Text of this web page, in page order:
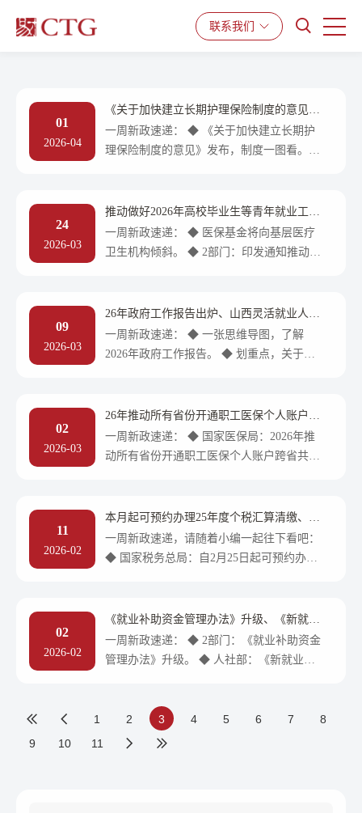
解决方案 资源中心
联系我们
01
2026-04
《关于加快建立长期护理保险制度的意见》
发布、50条举措助力小微经营主体发展、
《医疗保障基金使用监督管理条例实施细
一周新政速递： ◆ 《关于加快建立长期护
理保险制度的意见》发布，制度一图看。
基金使用监督管理条例实施细则》。 ◆ 安
徽：出台政策推动服务业扩能提质。 ◆ 四
川：关于实施女职工生育休假期间用人单位
案》的通知。◆ 贵州：关于进一步推动落实
24
2026-03
推动做好2026年高校毕业生等青年就业工
作、印发工伤预防五年行动计划、医保基金
将向基层医疗卫生机构倾斜......
一周新政速递： ◆ 医保基金将向基层医疗
卫生机构倾斜。 ◆ 2部门：印发通知推动做
南：出台劳务派遣单位信用等级评价办法。
◆ 山西：为劳务派遣单位参加工伤保险立新
规。 ◆ 山东：发布省市两级重点人才政策
取、贷款政策最新调整。
09
2026-03
26年政府工作报告出炉、山西灵活就业人员
可预缴养老保险费、河南开展补充工伤保险
试点工作......
一周新政速递： ◆ 一张思维导图，了解
2026年政府工作报告。 ◆ 划重点，关于就
人员可预缴养老保险费。 ◆ 山东：关于印
发《2026年全省人力资源和社会保障工作要
点》的通知。 ◆ 河南：关于在全省开展补
南：全面开展“一人一档”医保数据维护工
02
2026-03
26年推动所有省份开通职工医保个人账户跨
省共济、政策加码挖潜银发经济、海南社保
卡解锁免税新体验......
一周新政速递： ◆ 国家医保局：2026年推
动所有省份开通职工医保个人账户跨省共
支持创业带动就业若干政策措施。 ◆ 内蒙
古：全力促进高质量充分就业。 ◆ 海南：
社保卡解锁免税新体验。 ◆ 上海：优化本
11
2026-02
本月起可预约办理25年度个税汇算清缴、人
社部下一步工作安排重点、广西婚假拟增加
15天......
一周新政速递，请随着小编一起往下看吧：
◆ 国家税务总局：自2月25日起可预约办理
实现全覆盖。 ◆ 人社部：下一步工作安排
重点。 ◆ 广西：征求意见中，婚假拟增加
15天。 ◆ 辽宁：聚焦重点群体就业，帮扶
◆ 重庆：出台35条举措激发“银发力量”，推
动广大老年人实现“老有所为”。 ◆ 安徽：
关于印发《安徽省失业保险经办规程（试
02
2026-02
《就业补助资金管理办法》升级、《新就业
形态劳动者基本权益保障办法》等政策将出
台、北京发布《北京市工伤康复管理暂行办
一周新政速递： ◆ 2部门：《就业补助资金
管理办法》升级。 ◆ 人社部：《新就业形
障工作主要进展情况及下一步安排。 ◆ 人
社部：培养更多适应发展需要的技能人才。
1 2 3 4 5 6 7
8
9
10 11